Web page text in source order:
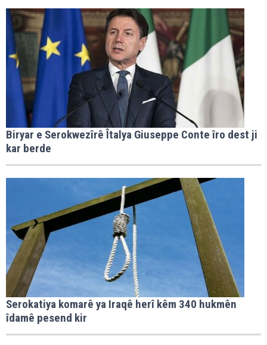
Biryar e Serokwezîrê Îtalya Giuseppe Conte îro dest ji
kar berde
Serokatiya komarê ya Iraqê herî kêm 340 hukmên
îdamê pesend kir